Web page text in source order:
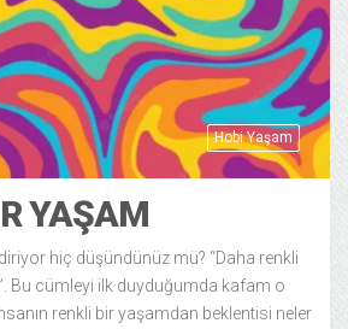
Hobi Yaşam
YAŞAM
hiç düşündünüz mü? “Daha renkli
Bu cümleyi ilk duyduğumda kafam o
renkli bir yaşamdan beklentisi neler